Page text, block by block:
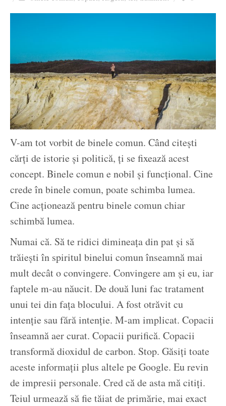
Ziua culorii
V-am tot vorbit de binele comun. Când citești
cărți de istorie și politică, ți se fixează acest
concept. Binele comun e nobil și funcțional. Cine
crede în binele comun, poate schimba lumea.
Cine acționează pentru binele comun chiar
schimbă lumea.
Numai că. Să te ridici dimineața din pat și să
trăiești în spiritul binelui comun înseamnă mai
mult decât o convingere. Convingere am și eu, iar
faptele m-au năucit. De două luni fac tratament
unui tei din fața blocului. A fost otrăvit cu
intenție sau fără intenție. M-am implicat. Copacii
înseamnă aer curat. Copacii purifică. Copacii
transformă dioxidul de carbon. Stop. Găsiți toate
aceste informații plus altele pe Google. Eu revin
de impresii personale. Cred că de asta mă citiți.
Teiul urmează să fie tăiat de primărie, mai exact